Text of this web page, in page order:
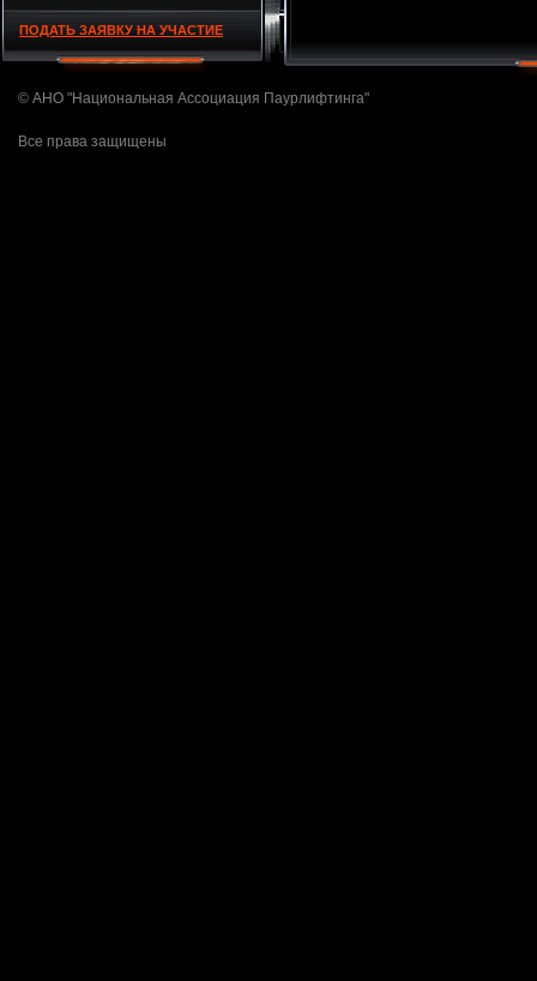
ПОДАТЬ ЗАЯВКУ НА УЧАСТИЕ
© АНО "Национальная Ассоциация Паурлифтинга"
Все права защищены